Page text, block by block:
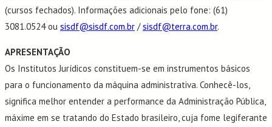
(cursos fechados). Informações adicionais pelo fone: (61)
3081.0524 ou sisdf@sisdf.com.br /sisdf@terra.com.br.
APRESENTAÇÃO
Os Institutos Jurídicos constituem-se em instrumentos básicos
para o funcionamento da máquina administrativa. Conhecê-los,
significa melhor entender a performance da Administração Pública,
máxime em se tratando do Estado brasileiro, cuja fome legiferante